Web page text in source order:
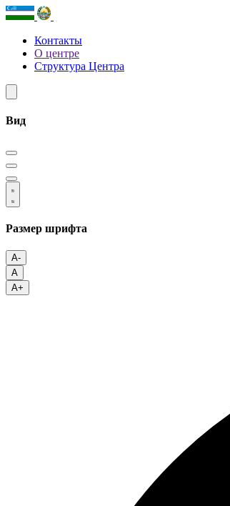
Контакты
О центре
Структура Центра
Вид
Размер шрифта
A-
A
A+